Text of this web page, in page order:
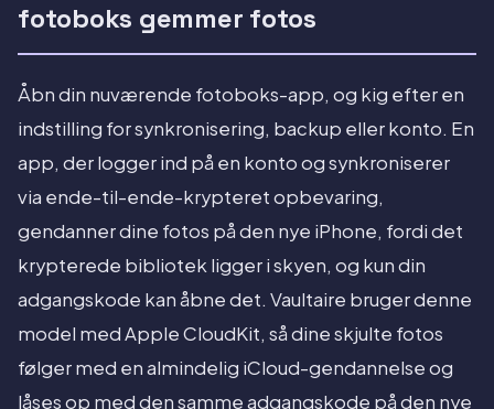
fotoboks gemmer fotos
Åbn din nuværende fotoboks-app, og kig efter en
indstilling for synkronisering, backup eller konto. En
app, der logger ind på en konto og synkroniserer
via ende-til-ende-krypteret opbevaring,
gendanner dine fotos på den nye iPhone, fordi det
krypterede bibliotek ligger i skyen, og kun din
adgangskode kan åbne det. Vaultaire bruger denne
model med Apple CloudKit, så dine skjulte fotos
følger med en almindelig iCloud-gendannelse og
låses op med den samme adgangskode på den nye